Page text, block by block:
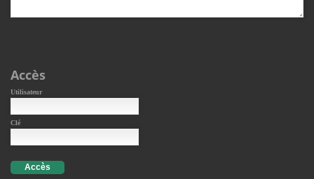
Accès
Utilisateur
Clé
Accès